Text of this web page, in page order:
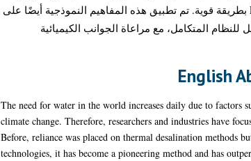
MTU المطور المساعدة في تصميم وتقييم أنظمة ED بطريقة قوية. تم تطبيق هذه المفاهيم النموذجية أيضًا على
المتكامل، مع مراعاة الجوانب الكيميائية
English
The need for water in the world increases daily due to factors
climate change. Therefore, researchers and industries have
Before, reliance was placed on thermal desalination methods
technologies, it has become a pioneering method and has